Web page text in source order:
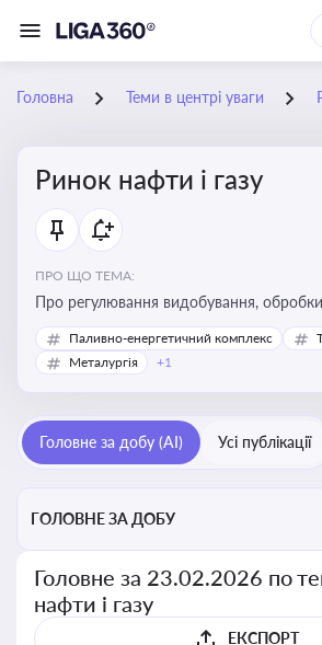
Головна Теми в центрі уваги
Ринок нафти і газу
ПРО ЩО ТЕМА:
Про регулювання видобування,
транспортування та реалізації нафти й
газу, що критично важливо для
Паливно-енергетичний комплекс
Металургія
+1
Головне за добу (AI) Усі публікації
ГОЛОВНЕ ЗА ДОБУ
Головне за 23.02.2026 по
нафти і газу
ЕКСПОРТ